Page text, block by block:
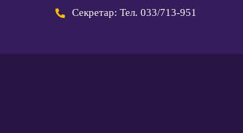
Секретар: Тел. 033/713-951